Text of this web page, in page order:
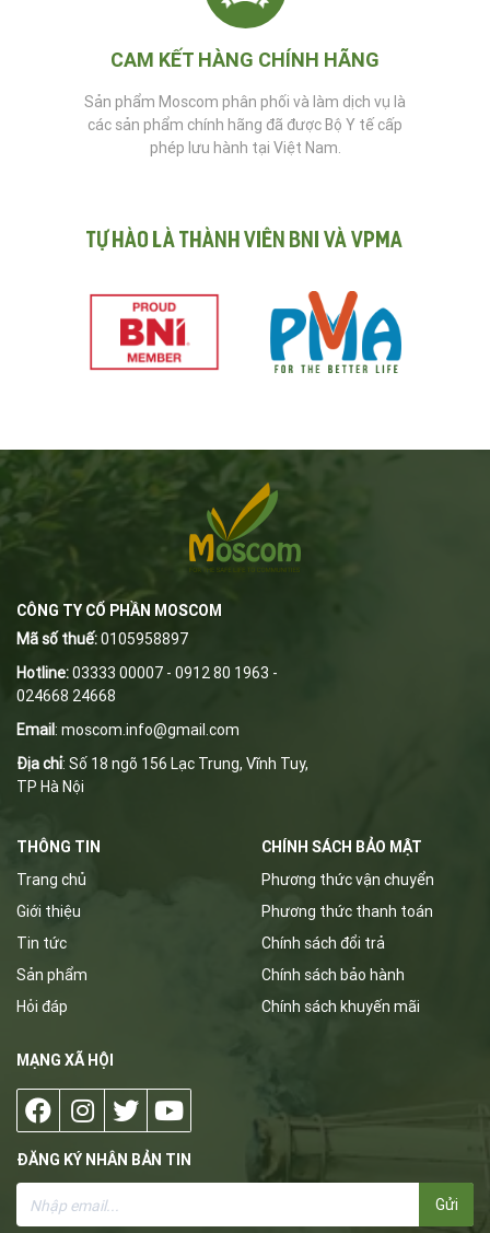
CAM KẾT HÀNG CHÍNH HÃNG
Sản phẩm Moscom phân phối và làm dịch vụ là
các sản phẩm chính hãng đã được Bộ Y tế cấp
phép lưu hành tại Việt Nam.
Tự hào là thành viên BNI và VPMA
CÔNG TY CỔ PHẦN MOSCOM
Mã số thuế:0105958897
Hotline:03333 00007 - 0912 80 1963 -
024668 24668
Email: moscom.info@gmail.com
Địa chỉ: Số 18 ngõ 156 Lạc Trung, Vĩnh Tuy,
TP Hà Nội
THÔNG TIN
Trang chủ
Giới thiệu
Tin tức
Sản phẩm
Hỏi đáp
CHÍNH SÁCH BẢO MẬT
Phương thức vận chuyển
Phương thức thanh toán
Chính sách đổi trả
Chính sách bảo hành
Chính sách khuyến mãi
MẠNG XÃ HỘI
ĐĂNG KÝ NHÂN BẢN TIN
Gửi